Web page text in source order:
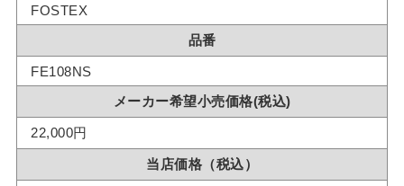
FOSTEX
品番
FE108NS
メーカー希望小売価格(税込)
22,000円
当店価格（税込）